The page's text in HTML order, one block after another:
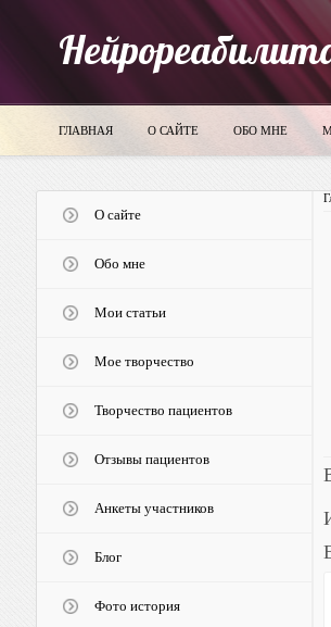
ГЛАВНАЯ О САЙТЕ ОБО МНЕ
О сайте
Обо мне
Мои статьи
Мое творчество
Творчество пациентов
Отзывы пациентов
Анкеты участников
Блог
Фото история